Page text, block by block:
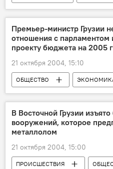
Премьер-министр Грузии
отношения с парламентом
проекту бюджета на 2005
21 октября 2004, 15:10
ОБЩЕСТВО
В Восточной Грузии
вооружений, которое
металлолом
21 октября 2004, 15:00
ПРОИСШЕСТВИЯ